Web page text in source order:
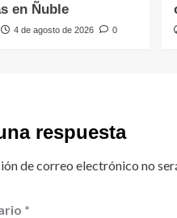
en Ñuble
4 de agosto de 2026 0
respuesta
de correo electrónico no
*